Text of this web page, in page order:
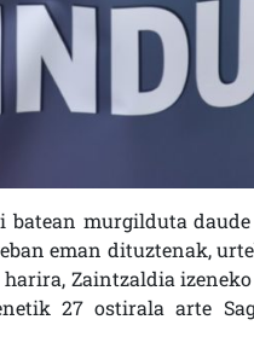
murgilduta
eman dituztenak,
Zaintzaldia
27 ostirala arte